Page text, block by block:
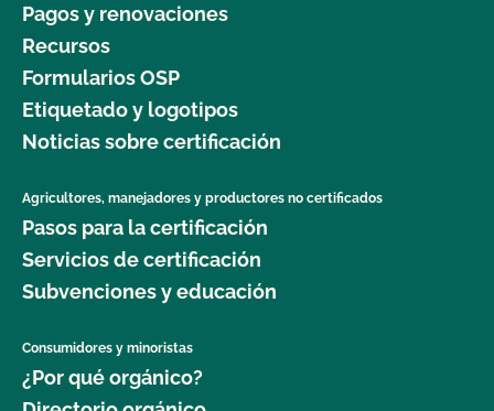
Pagos y renovaciones
Recursos
Formularios OSP
Etiquetado y logotipos
Noticias sobre certificación
Agricultores, manejadores y productores no certificados
Pasos para la certificación
Servicios de certificación
Subvenciones y educación
Consumidores y minoristas
¿Por qué orgánico?